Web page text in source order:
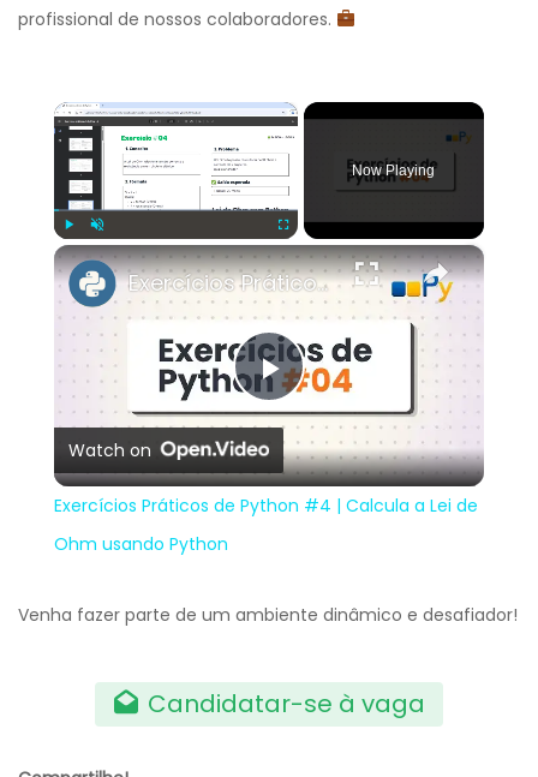
profissional de nossos colaboradores.
×
Play Unmute Fullscreen
Now Playing
×
Play
Video
Exercícios Práticos de Python #4 | Calcula a Lei de Ohm usando Python
Watch on
Exercícios Práticos de Python #4 | Calcula a Lei de
Ohm usando Python
Venha fazer parte de um ambiente dinâmico e desafiador!
Candidatar-se à vaga